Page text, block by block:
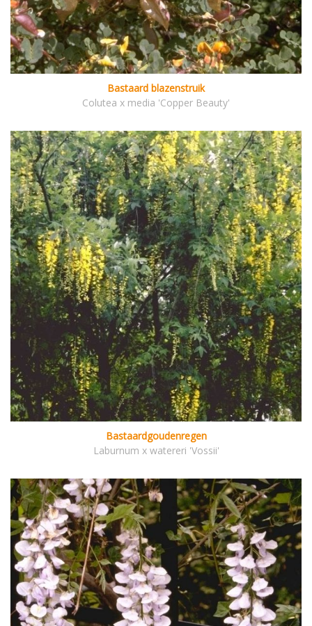
Bastaard blazenstruik
Colutea x media 'Copper Beauty'
Bastaardgoudenregen
Laburnum x watereri 'Vossii'